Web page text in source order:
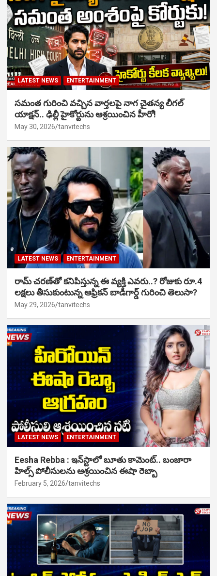
LATEST NEWS ENTERTAINMENT
సమంత గురించి వచ్చిన వార్తలపై నాగ చైతన్య లీగల్
యాక్షన్.. ఢిల్లీ హైకోర్టును ఆశ్రయించిన హీరో!
May 30, 2026 tanvitechs
LATEST NEWS ENTERTAINMENT
రామ్ చరణ్‌తో కనిపిస్తున్న ఈ వ్యక్తి ఎవరు..? రోజుకు రూ.4
లక్షలు తీసుకుంటున్న ఆఫ్రికన్ బాడీగార్డ్ గురించి తెలుసా?
May 29, 2026 tanvitechs
LATEST NEWS ENTERTAINMENT
Eesha Rebba : ఇన్‌స్టాలో బూతు కామెంట్.. బంజారా
హిల్స్ పోలీసులను ఆశ్రయించిన ఈషా రెబ్బా
February 5, 2026 tanvitechs